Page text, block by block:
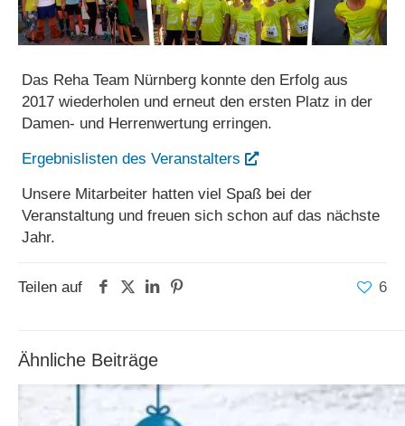
Das Reha Team Nürnberg konnte den Erfolg aus
2017 wiederholen und erneut den ersten Platz in der
Damen- und Herrenwertung erringen.
Ergebnislisten des Veranstalters
Unsere Mitarbeiter hatten viel Spaß bei der
Veranstaltung und freuen sich schon auf das nächste
Jahr.
Teilen auf 6
Ähnliche Beiträge